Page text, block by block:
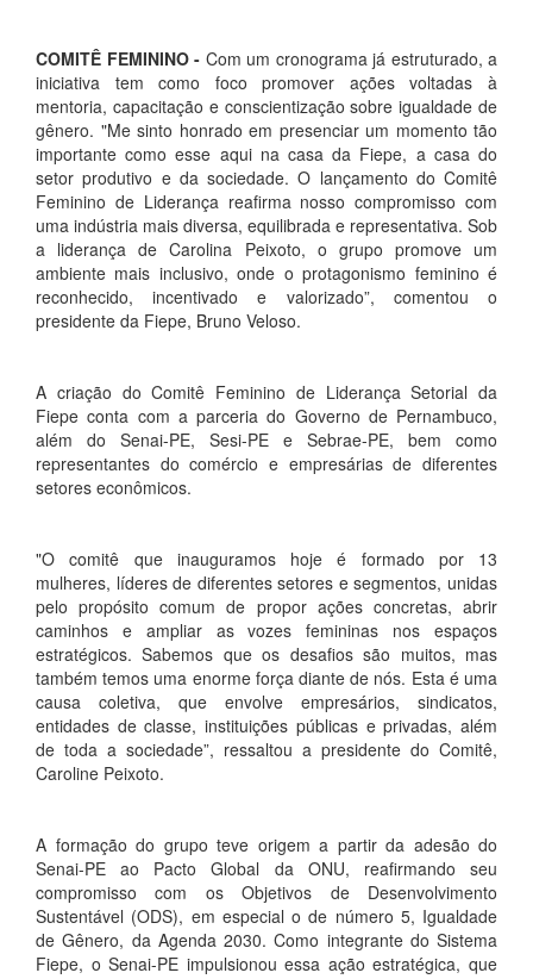
COMITÊ FEMININO - Com um cronograma já estruturado, a
iniciativa tem como foco promover ações voltadas à
mentoria, capacitação e conscientização sobre igualdade de
gênero. "Me sinto honrado em presenciar um momento tão
importante como esse aqui na casa da Fiepe, a casa do
setor produtivo e da sociedade. O lançamento do Comitê
Feminino de Liderança reafirma nosso compromisso com
uma indústria mais diversa, equilibrada e representativa. Sob
a liderança de Carolina Peixoto, o grupo promove um
ambiente mais inclusivo, onde o protagonismo feminino é
reconhecido, incentivado e valorizado”, comentou o
presidente da Fiepe, Bruno Veloso.
A criação do Comitê Feminino de Liderança Setorial da
Fiepe conta com a parceria do Governo de Pernambuco,
além do Senai-PE, Sesi-PE e Sebrae-PE, bem como
representantes do comércio e empresárias de diferentes
setores econômicos.
"O comitê que inauguramos hoje é formado por 13
mulheres, líderes de diferentes setores e segmentos, unidas
pelo propósito comum de propor ações concretas, abrir
caminhos e ampliar as vozes femininas nos espaços
estratégicos. Sabemos que os desafios são muitos, mas
também temos uma enorme força diante de nós. Esta é uma
causa coletiva, que envolve empresários, sindicatos,
entidades de classe, instituições públicas e privadas, além
de toda a sociedade”, ressaltou a presidente do Comitê,
Caroline Peixoto.
A formação do grupo teve origem a partir da adesão do
Senai-PE ao Pacto Global da ONU, reafirmando seu
compromisso com os Objetivos de Desenvolvimento
Sustentável (ODS), em especial o de número 5, Igualdade
de Gênero, da Agenda 2030. Como integrante do Sistema
Fiepe, o Senai-PE impulsionou essa ação estratégica, que